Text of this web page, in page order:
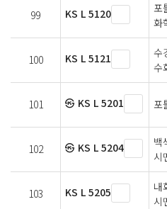
99 KS L 5120
포
화
100 KS L 5121
수
수
101 ㉿ KS L 5201 포
102 ㉿ KS L 5204
백
시
103 KS L 5205
내
시